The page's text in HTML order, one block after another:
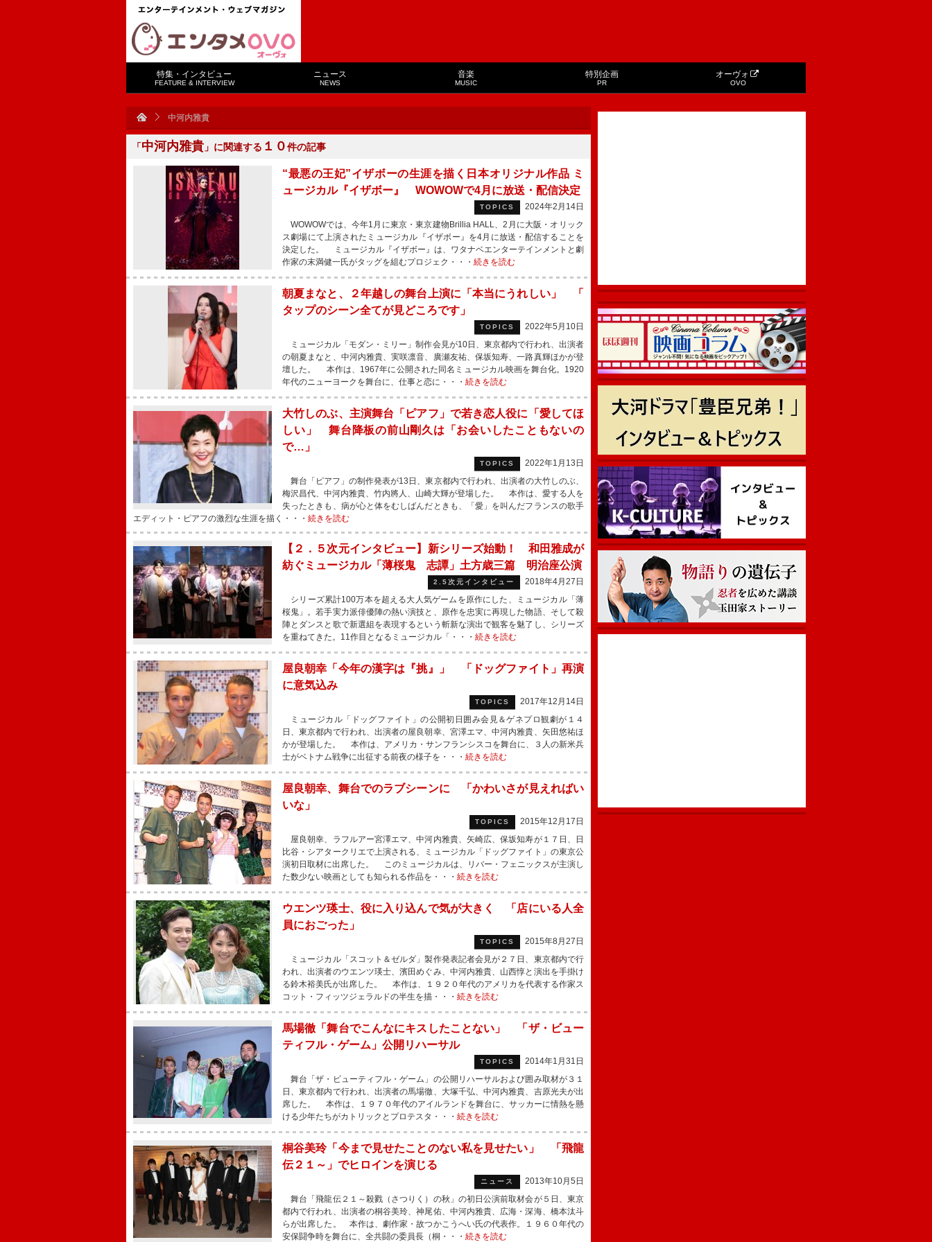
特集・インタビュー
FEATURE & INTERVIEW
ニュース
NEWS
音楽
MUSIC
特別企画
PR
オーヴォ
OVO
中河内雅貴
「中河内雅貴 」に関連する １０件の記事
“最悪の王妃”イザボーの生涯を描く日本オリジナル作品 ミ
ュージカル『イザボー』 WOWOWで4月に放送・配信決定
TOPICS
2024年2月14日
WOWOWでは、今年1月に東京・東京建物Brillia HALL、2月に大阪・オリック
ス劇場にて上演されたミュージカル『イザボー』を4月に放送・配信することを
決定した。 ミュージカル『イザボー』は、ワタナベエンターテインメントと劇
作家の末満健一氏がタッグを組むプロジェク・・・ 続きを読む
朝夏まなと、２年越しの舞台上演に「本当にうれしい」 「
タップのシーン全てが見どころです」
TOPICS
2022年5月10日
ミュージカル「モダン・ミリー」制作会見が10日、東京都内で行われ、出演者
の朝夏まなと、中河内雅貴、実咲凛音、廣瀬友祐、保坂知寿、一路真輝ほかが登
壇した。 本作は、1967年に公開された同名ミュージカル映画を舞台化。1920
年代のニューヨークを舞台に、仕事と恋に・・・ 続きを読む
大竹しのぶ、主演舞台「ピアフ」で若き恋人役に「愛してほ
しい」 舞台降板の前山剛久は「お会いしたこともないの
で…」
TOPICS
2022年1月13日
舞台「ピアフ」の制作発表が13日、東京都内で行われ、出演者の大竹しのぶ、
梅沢昌代、中河内雅貴、竹内將人、山崎大輝が登場した。 本作は、愛する人を
失ったときも、病が心と体をむしばんだときも、「愛」を叫んだフランスの歌手
エディット・ピアフの激烈な生涯を描く・・・ 続きを読む
【２．５次元インタビュー】新シリーズ始動！ 和田雅成が
紡ぐミュージカル「薄桜鬼 志譚」土方歳三篇 明治座公演
2.5次元インタビュー
2018年4月27日
シリーズ累計100万本を超える大人気ゲームを原作にした、ミュージカル「薄
桜鬼」。若手実力派俳優陣の熱い演技と、原作を忠実に再現した物語、そして殺
陣とダンスと歌で新選組を表現するという斬新な演出で観客を魅了し、シリーズ
を重ねてきた。11作目となるミュージカル「・・・ 続きを読む
屋良朝幸「今年の漢字は『挑』」 「ドッグファイト」再演
に意気込み
TOPICS
2017年12月14日
ミュージカル「ドッグファイト」の公開初日囲み会見＆ゲネプロ観劇が１４
日、東京都内で行われ、出演者の屋良朝幸、宮澤エマ、中河内雅貴、矢田悠祐ほ
かが登場した。 本作は、アメリカ・サンフランシスコを舞台に、３人の新米兵
士がベトナム戦争に出征する前夜の様子を・・・ 続きを読む
屋良朝幸、舞台でのラブシーンに 「かわいさが見えればい
いな」
TOPICS
2015年12月17日
屋良朝幸、ラフルアー宮澤エマ、中河内雅貴、矢崎広、保坂知寿が１７日、日
比谷・シアタークリエで上演される、ミュージカル「ドッグファイト」の東京公
演初日取材に出席した。 このミュージカルは、リバー・フェニックスが主演し
た数少ない映画としても知られる作品を・・・ 続きを読む
ウエンツ瑛士、役に入り込んで気が大きく 「店にいる人全
員におごった」
TOPICS
2015年8月27日
ミュージカル「スコット＆ゼルダ」製作発表記者会見が２７日、東京都内で行
われ、出演者のウエンツ瑛士、濱田めぐみ、中河内雅貴、山西惇と演出を手掛け
る鈴木裕美氏が出席した。 本作は、１９２０年代のアメリカを代表する作家ス
コット・フィッツジェラルドの半生を描・・・ 続きを読む
馬場徹「舞台でこんなにキスしたことない」 「ザ・ビュー
ティフル・ゲーム」公開リハーサル
TOPICS
2014年1月31日
舞台「ザ・ビューティフル・ゲーム」の公開リハーサルおよび囲み取材が３１
日、東京都内で行われ、出演者の馬場徹、大塚千弘、中河内雅貴、吉原光夫が出
席した。 本作は、１９７０年代のアイルランドを舞台に、サッカーに情熱を懸
ける少年たちがカトリックとプロテスタ・・・ 続きを読む
桐谷美玲「今まで見せたことのない私を見せたい」 「飛龍
伝２１～」でヒロインを演じる
ニュース
2013年10月5日
舞台「飛龍伝２１～殺戮（さつりく）の秋」の初日公演前取材会が５日、東京
都内で行われ、出演者の桐谷美玲、神尾佑、中河内雅貴、広海・深海、橋本汰斗
らが出席した。 本作は、劇作家・故つかこうへい氏の代表作。１９６０年代の
安保闘争時を舞台に、全共闘の委員長（桐・・・ 続きを読む